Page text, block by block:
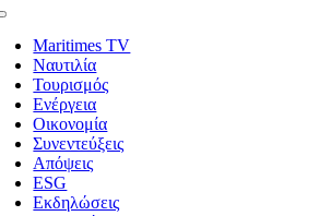
Maritimes TV
Ναυτιλία
Τουρισμός
Ενέργεια
Οικονομία
Συνεντεύξεις
Απόψεις
ESG
Εκδηλώσεις